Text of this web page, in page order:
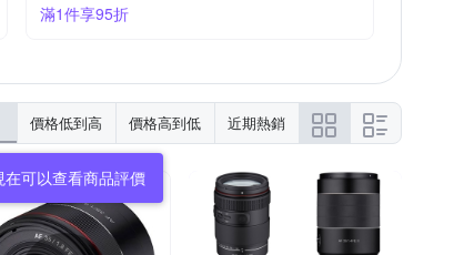
滿1件享95折
價格低到高 價格高到低 近期熱銷